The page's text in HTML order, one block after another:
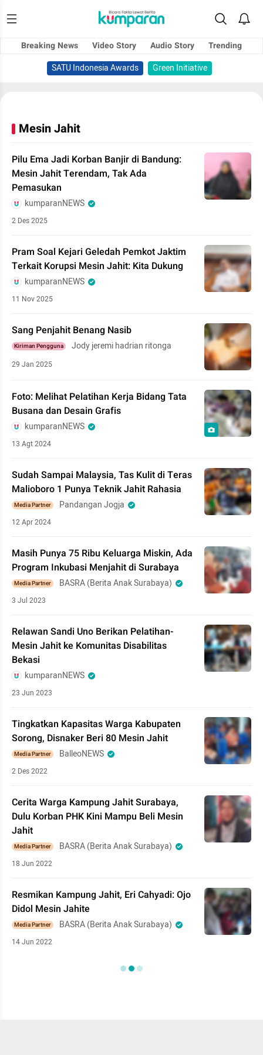
Breaking News Video Story Audio Story
Trending
SATU Indonesia Awards
Green Initiative
Mesin Jahit
Pilu Ema Jadi Korban Banjir di Bandung:
Mesin Jahit Terendam, Tak Ada
Pemasukan
kumparanNEWS
2 Des 2025
Pram Soal Kejari Geledah Pemkot Jaktim
Terkait Korupsi Mesin Jahit: Kita Dukung
kumparanNEWS
11 Nov 2025
Sang Penjahit Benang Nasib
Kiriman Pengguna Jody jeremi hadrian ritonga
29 Jan 2025
Foto: Melihat Pelatihan Kerja Bidang Tata
Busana dan Desain Grafis
kumparanNEWS
13 Agt 2024
Sudah Sampai Malaysia, Tas Kulit di Teras
Malioboro 1 Punya Teknik Jahit Rahasia
Media Partner Pandangan Jogja
12 Apr 2024
Masih Punya 75 Ribu Keluarga Miskin, Ada
Program Inkubasi Menjahit di Surabaya
Media Partner BASRA (Berita Anak Surabaya)
3 Jul 2023
Relawan Sandi Uno Berikan Pelatihan-
Mesin Jahit ke Komunitas Disabilitas
Bekasi
kumparanNEWS
23 Jun 2023
Tingkatkan Kapasitas Warga Kabupaten
Sorong, Disnaker Beri 80 Mesin Jahit
Media Partner BalleoNEWS
2 Des 2022
Cerita Warga Kampung Jahit Surabaya,
Dulu Korban PHK Kini Mampu Beli Mesin
Jahit
Media Partner BASRA (Berita Anak Surabaya)
18 Jun 2022
Resmikan Kampung Jahit, Eri Cahyadi: Ojo
Didol Mesin Jahite
Media Partner BASRA (Berita Anak Surabaya)
14 Jun 2022